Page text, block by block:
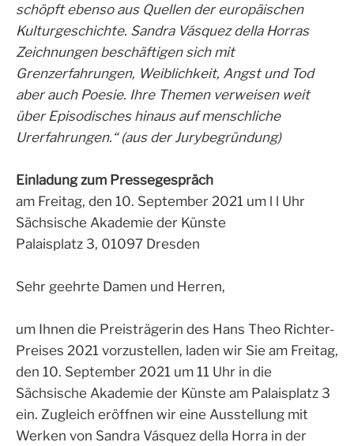
schöpft ebenso aus Quellen der europäischen
Kulturgeschichte. Sandra Vásquez della Horras
Zeichnungen beschäftigen sich mit
Grenzerfahrungen, Weiblichkeit, Angst und Tod
aber auch Poesie. Ihre Themen verweisen weit
über Episodisches hinaus auf menschliche
Urerfahrungen.“ (aus der Jurybegründung)
Einladung zum Pressegespräch
am Freitag, den 10. September 2021 um l l Uhr
Sächsische Akademie der Künste
Palaisplatz 3, 01097 Dresden
Sehr geehrte Damen und Herren,
um Ihnen die Preisträgerin des Hans Theo Richter-
Preises 2021 vorzustellen, laden wir Sie am Freitag,
den 10. September 2021 um 11 Uhr in die
Sächsische Akademie der Künste am Palaisplatz 3
ein. Zugleich eröffnen wir eine Ausstellung mit
Werken von Sandra Vásquez della Horra in der